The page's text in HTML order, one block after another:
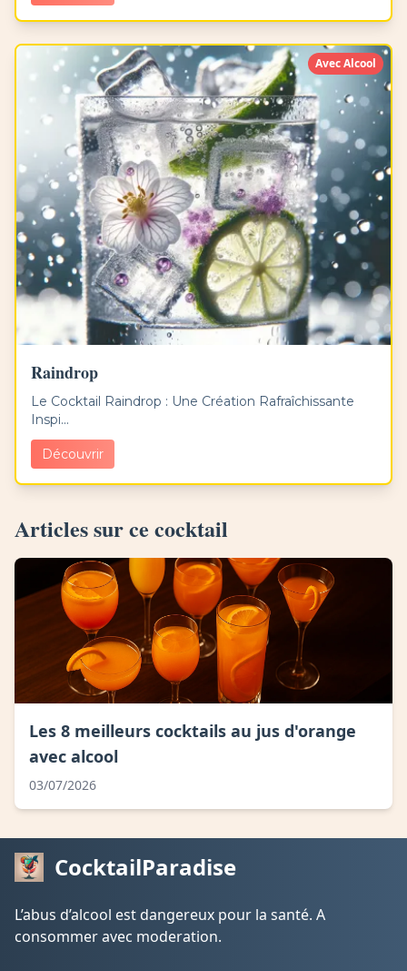
Avec Alcool
Raindrop
Le Cocktail Raindrop : Une Création Rafraîchissante
Inspi...
Découvrir
Articles sur ce cocktail
Les 8 meilleurs cocktails au jus d'orange
avec alcool
03/07/2026
CocktailParadise
L’abus d’alcool est dangereux pour la santé. A
consommer avec moderation.